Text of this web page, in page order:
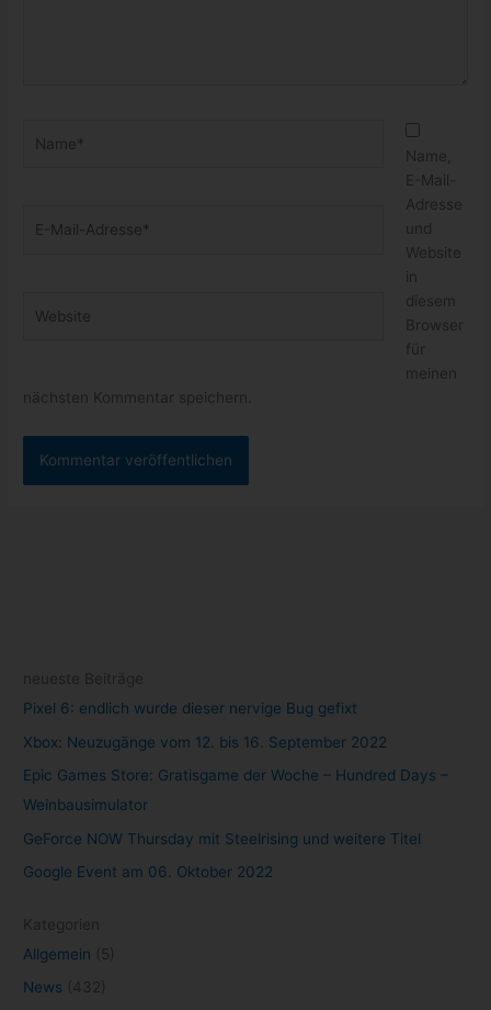
Mail-
Name,
E-Mail-
Adresse
und
Website
in
diesem
Browser
für
meinen
nächsten Kommentar speichern.
Pixel 6: endlich wurde dieser nervige Bug gefixt
Xbox: Neuzugänge vom 12. bis 16. September 2022
Epic Games Store: Gratisgame der Woche – Hundred Days –
Weinbausimulator
GeForce NOW Thursday mit Steelrising und weitere Titel
Google Event am 06. Oktober 2022
Allgemein
News